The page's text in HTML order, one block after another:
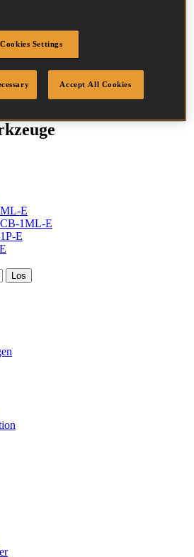
Los
Cookies Settings
Accept All Cookies